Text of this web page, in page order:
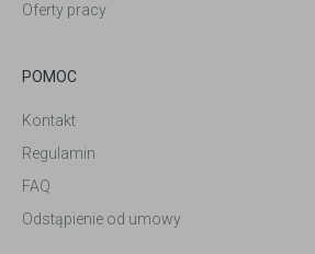
Oferty pracy
POMOC
Kontakt
Regulamin
FAQ
Odstąpienie od umowy